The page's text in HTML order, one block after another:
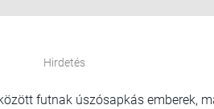
Hirdetés
futnak úszósapkás emberek,